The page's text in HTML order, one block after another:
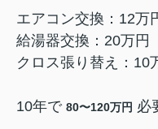
エアコン交換：12万
給湯器交換：20万円
クロス張り替え：10
10年で 80〜120万円 必